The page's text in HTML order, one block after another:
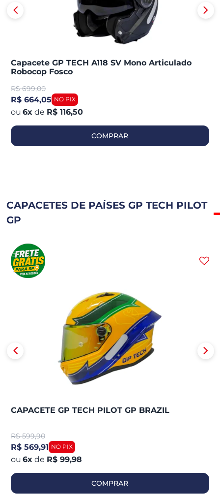
Capacete GP TECH A118 SV Mono Articulado
Robocop Fosco
R$ 699,00
R$ 664,05
6x de R$ 116,50
COMPRAR
CAPACETES DE PAÍSES GP TECH PILOT
GP
CAPACETE GP TECH PILOT GP BRAZIL
R$ 599,90
R$ 569,91
6x de R$ 99,98
COMPRAR